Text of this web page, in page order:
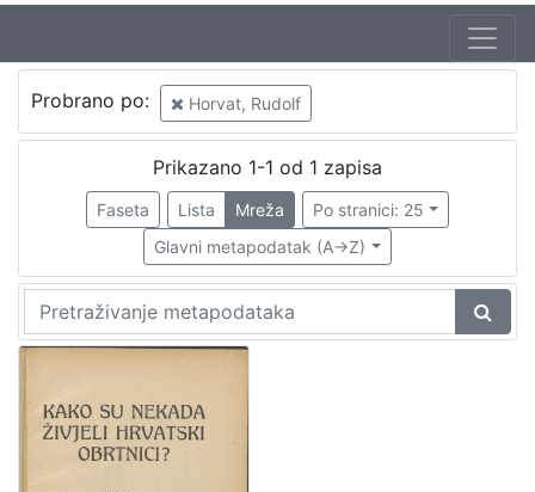
Probrano po: Horvat, Rudolf
Prikazano 1-1 od 1 zapisa
Faseta Lista Mreža
Po stranici: 25
Glavni metapodatak (A->Z)